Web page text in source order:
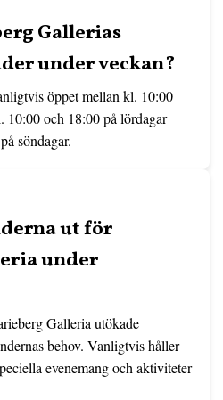
Gallerias
under veckan?
öppet mellan kl. 10:00
10:00 och 18:00 på lördagar
söndagar.
ut för
under
Galleria utökade
behov. Vanligtvis håller
evenemang och aktiviteter